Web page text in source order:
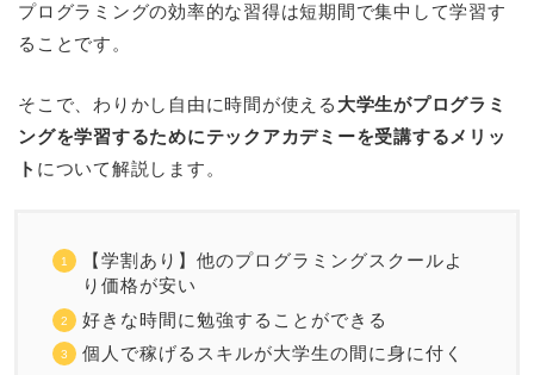
プログラミングの効率的な習得は短期間で集中して学習す
ることです。
そこで、わりかし自由に時間が使える 大学生がプログラミ
ングを学習するためにテックアカデミーを受講するメリッ
ト について解説します。
【学割あり】他のプログラミングスクールよ
り価格が安い
好きな時間に勉強することができる
個人で稼げるスキルが大学生の間に身に付く